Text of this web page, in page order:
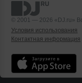
© 2001 — 2026 «DJ.ru»
Условия использования
Контактная информация